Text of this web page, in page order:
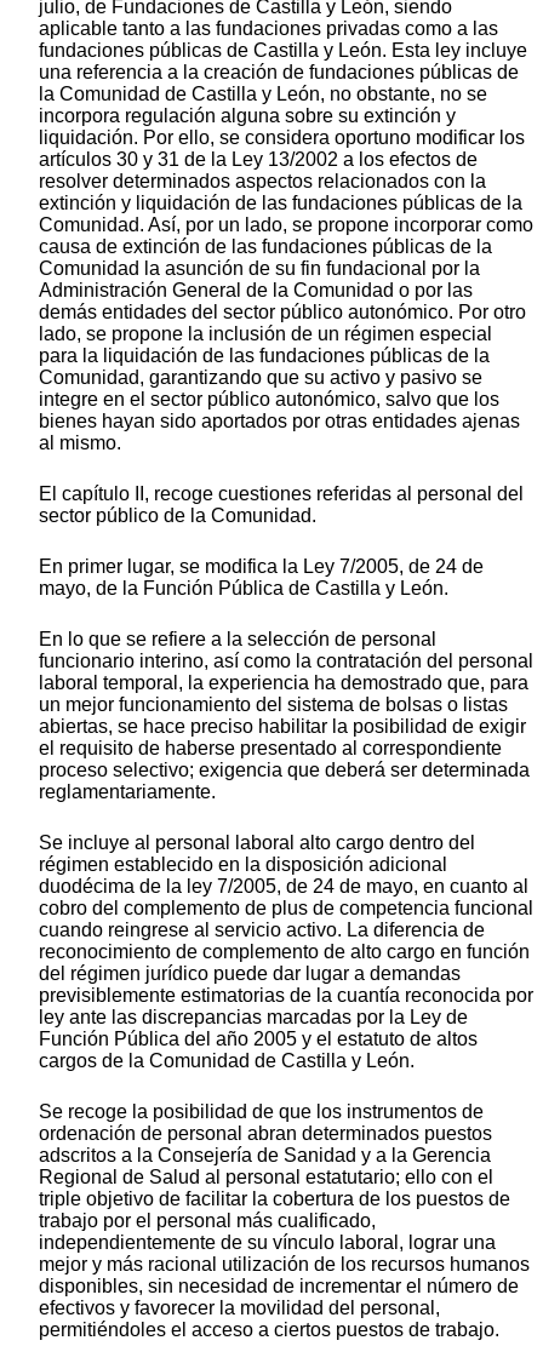
julio, de Fundaciones de Castilla y León, siendo
aplicable tanto a las fundaciones privadas como a las
fundaciones públicas de Castilla y León. Esta ley incluye
una referencia a la creación de fundaciones públicas de
la Comunidad de Castilla y León, no obstante, no se
incorpora regulación alguna sobre su extinción y
liquidación. Por ello, se considera oportuno modificar los
artículos 30 y 31 de la Ley 13/2002 a los efectos de
resolver determinados aspectos relacionados con la
extinción y liquidación de las fundaciones públicas de la
Comunidad. Así, por un lado, se propone incorporar como
causa de extinción de las fundaciones públicas de la
Comunidad la asunción de su fin fundacional por la
Administración General de la Comunidad o por las
demás entidades del sector público autonómico. Por otro
lado, se propone la inclusión de un régimen especial
para la liquidación de las fundaciones públicas de la
Comunidad, garantizando que su activo y pasivo se
integre en el sector público autonómico, salvo que los
bienes hayan sido aportados por otras entidades ajenas
al mismo.
El capítulo II, recoge cuestiones referidas al personal del
sector público de la Comunidad.
En primer lugar, se modifica la Ley 7/2005, de 24 de
mayo, de la Función Pública de Castilla y León.
En lo que se refiere a la selección de personal
funcionario interino, así como la contratación del personal
laboral temporal, la experiencia ha demostrado que, para
un mejor funcionamiento del sistema de bolsas o listas
abiertas, se hace preciso habilitar la posibilidad de exigir
el requisito de haberse presentado al correspondiente
proceso selectivo; exigencia que deberá ser determinada
reglamentariamente.
Se incluye al personal laboral alto cargo dentro del
régimen establecido en la disposición adicional
duodécima de la ley 7/2005, de 24 de mayo, en cuanto al
cobro del complemento de plus de competencia funcional
cuando reingrese al servicio activo. La diferencia de
reconocimiento de complemento de alto cargo en función
del régimen jurídico puede dar lugar a demandas
previsiblemente estimatorias de la cuantía reconocida por
ley ante las discrepancias marcadas por la Ley de
Función Pública del año 2005 y el estatuto de altos
cargos de la Comunidad de Castilla y León.
Se recoge la posibilidad de que los instrumentos de
ordenación de personal abran determinados puestos
adscritos a la Consejería de Sanidad y a la Gerencia
Regional de Salud al personal estatutario; ello con el
triple objetivo de facilitar la cobertura de los puestos de
trabajo por el personal más cualificado,
independientemente de su vínculo laboral, lograr una
mejor y más racional utilización de los recursos humanos
disponibles, sin necesidad de incrementar el número de
efectivos y favorecer la movilidad del personal,
permitiéndoles el acceso a ciertos puestos de trabajo.